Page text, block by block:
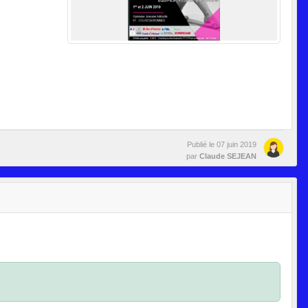
Publié le 07 juin 2019
par Claude SEJEAN